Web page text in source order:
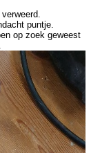
puntje.
op zoek geweest